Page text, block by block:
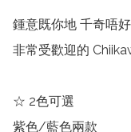
鍾意既你地 千奇唔
非常受歡迎的
☆ 2色可選
紫色/藍色兩款